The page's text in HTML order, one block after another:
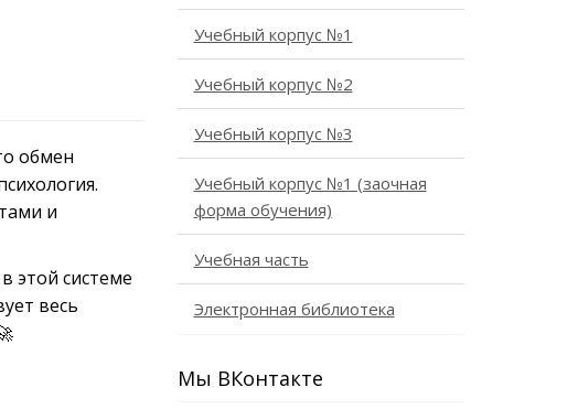
обмен
и
этой системе
весь
Учебный корпус №1
Учебный корпус №2
Учебный корпус №3
Учебный корпус №1 (заочная
форма обучения)
Учебная часть
Электронная библиотека
Мы ВКонтакте